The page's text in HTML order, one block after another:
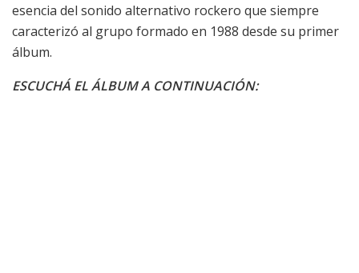
esencia del sonido alternativo rockero que siempre
caracterizó al grupo formado en 1988 desde su primer
álbum.
ESCUCHÁ EL ÁLBUM A CONTINUACIÓN: